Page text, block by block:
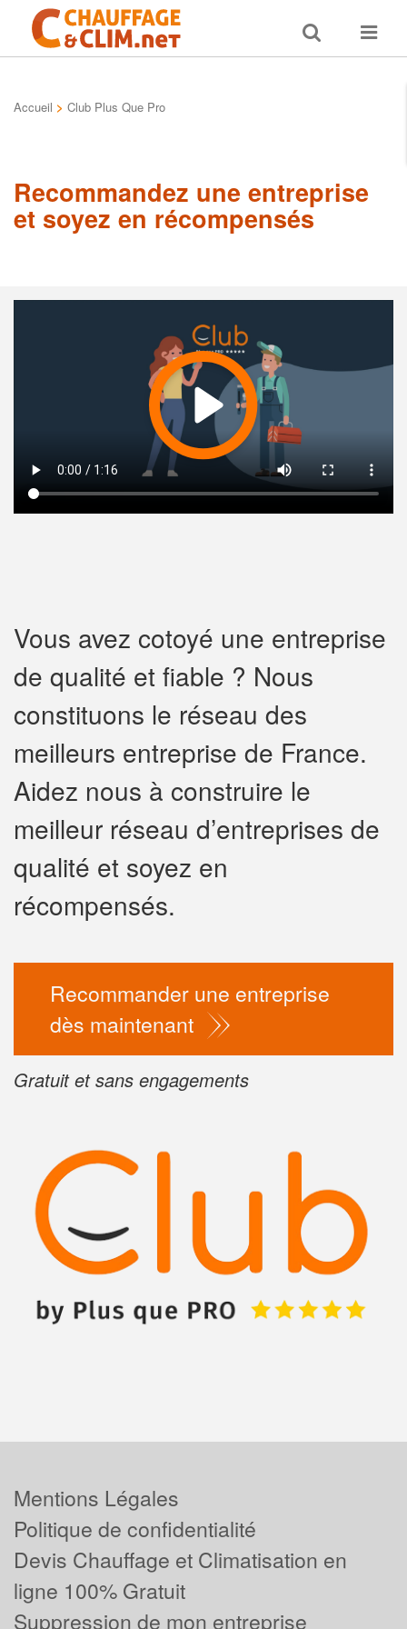
Toggle
search
Toggle
Accueil > Club Plus Que Pro
Recommandez une entreprise
et soyez en récompensés
Vous avez cotoyé une entreprise
de qualité et fiable ? Nous
constituons le réseau des
meilleurs entreprise de France.
Aidez nous à construire le
meilleur réseau d’entreprises de
qualité et soyez en
récompensés.
Recommander une entreprise
dès maintenant
Gratuit et sans engagements
vosmarges
nouveaux
Mentions Légales
Politique de confidentialité
Devis Chauffage et Climatisation en
ligne 100% Gratuit
Suppression de mon entreprise